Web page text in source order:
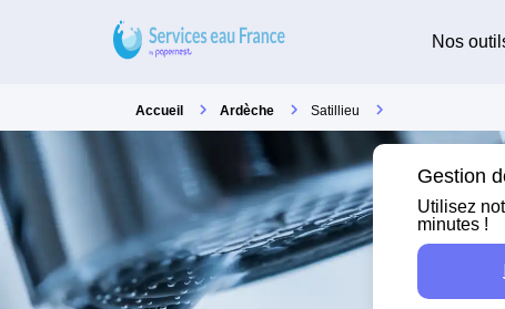
Nos
Accueil Ardèche Satillieu
Gestion
Utilisez
minutes !